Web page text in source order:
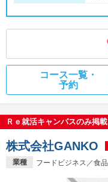
コース一覧・
予約
Ｒｅ就活キャンパスのみ掲載
業種 フードビジネス／食品
株式会社GANKO